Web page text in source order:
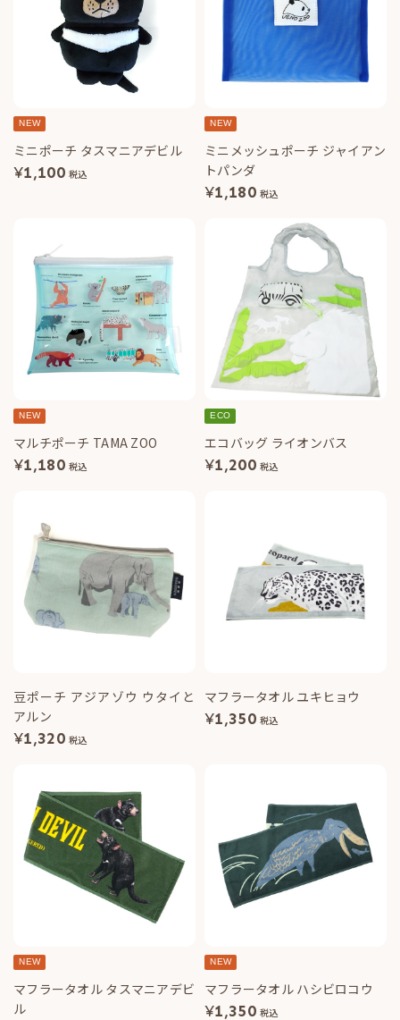
NEW
ミニポーチ タスマニアデビル
¥1,100 税込
NEW
ミニメッシュポーチ ジャイアン
トパンダ
¥1,180 税込
NEW
マルチポーチ TAMA ZOO
¥1,180 税込
ECO
エコバッグ ライオンバス
¥1,200 税込
豆ポーチ アジアゾウ ウタイと
アルン
¥1,320 税込
マフラータオル ユキヒョウ
¥1,350 税込
NEW
マフラータオル タスマニアデビ
ル
NEW
マフラータオル ハシビロコウ
¥1,350 税込